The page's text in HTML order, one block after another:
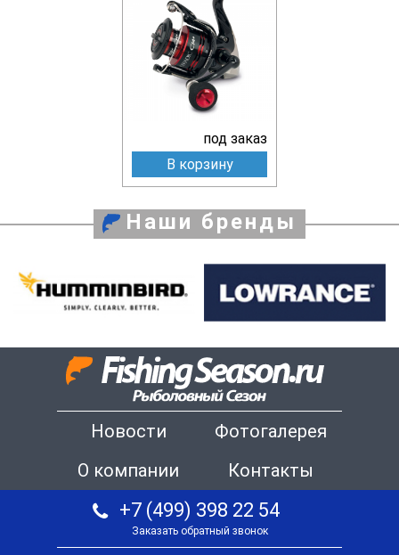
под заказ
В корзину
Наши бренды
Новости
Фотогалерея
О компании
Контакты
+7 (499) 398 22 54
Заказать обратный звонок